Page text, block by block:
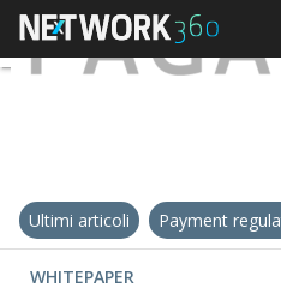
Ultimi articoli Payment
WHITEPAPER